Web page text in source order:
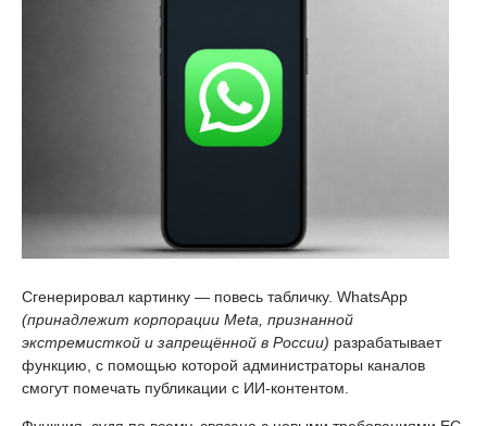
Сгенерировал картинку — повесь табличку. WhatsApp
(принадлежит корпорации Meta, признанной
экстремисткой и запрещённой в России) разрабатывает
функцию, с помощью которой администраторы каналов
смогут помечать публикации с ИИ-контентом.